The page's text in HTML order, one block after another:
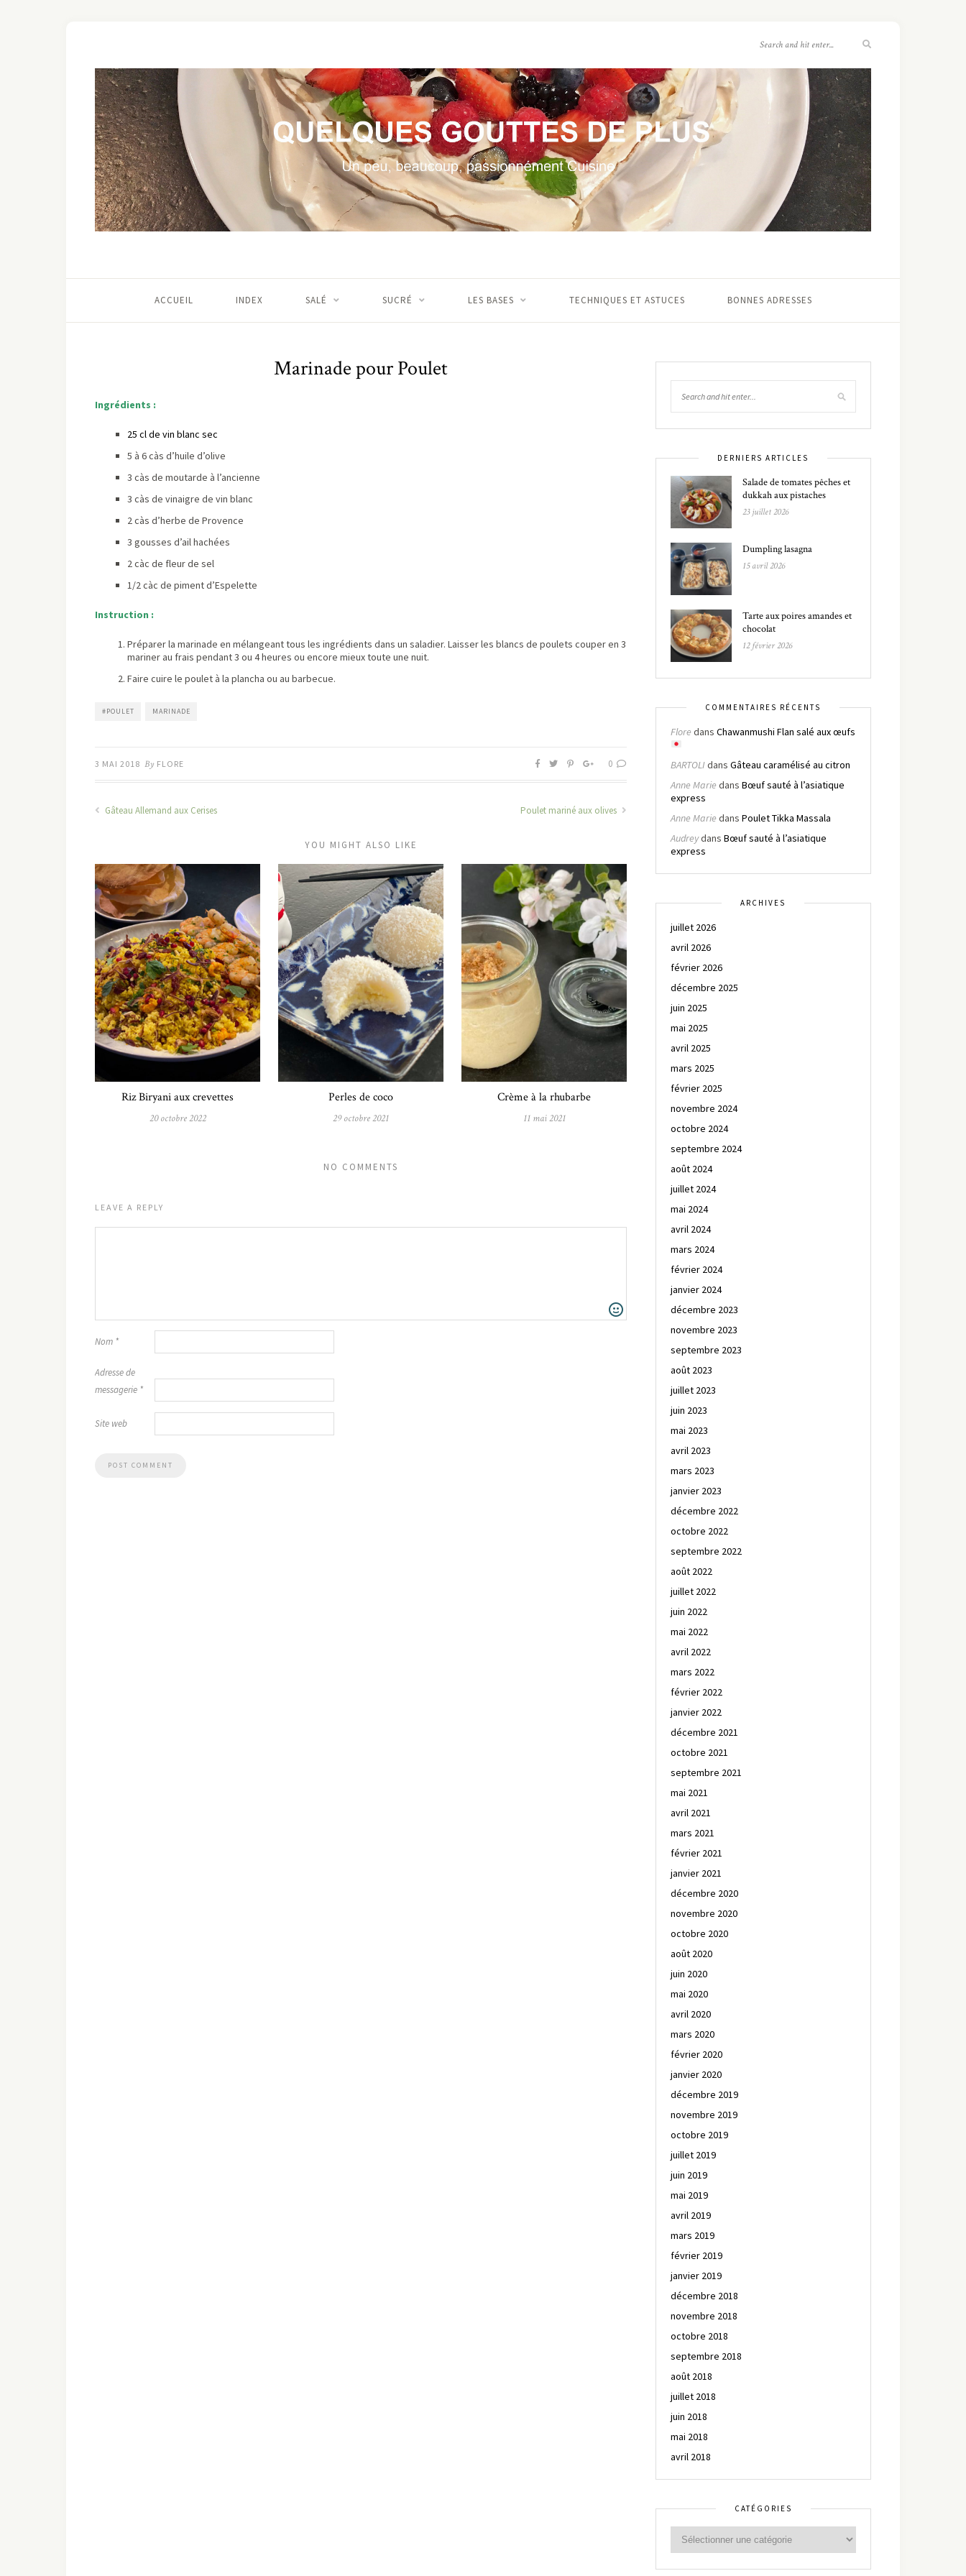
ACCUEIL INDEX SALÉ SUCRÉ LES BASES TECHNIQUES ET ASTUCES BONNES ADRESSES
Marinade pour Poulet
Ingrédients :
25 cl de vin blanc sec
5 à 6 càs d’huile d’olive
3 càs de moutarde à l’ancienne
3 càs de vinaigre de vin blanc
2 càs d’herbe de Provence
3 gousses d’ail hachées
2 càc de fleur de sel
1/2 càc de piment d’Espelette
Instruction :
Préparer la marinade en mélangeant tous les ingrédients dans un saladier. Laisser les blancs de poulets couper en 3
mariner au frais pendant 3 ou 4 heures ou encore mieux toute une nuit.
Faire cuire le poulet à la plancha ou au barbecue.
#POULET MARINADE
3 MAI 2018 By FLORE 0
Gâteau Allemand aux Cerises Poulet mariné aux olives
YOU MIGHT ALSO LIKE
Riz Biryani aux crevettes
20 octobre 2022
Perles de coco
29 octobre 2021
Crème à la rhubarbe
11 mai 2021
NO COMMENTS
LEAVE A REPLY
Nom *
Adresse de
messagerie *
Site web
DERNIERS ARTICLES
Salade de tomates pêches et
dukkah aux pistaches
23 juillet 2026
Dumpling lasagna
15 avril 2026
Tarte aux poires amandes et
chocolat
12 février 2026
COMMENTAIRES RÉCENTS
Flore dans Chawanmushi Flan salé aux œufs
BARTOLIdans Gâteau caramélisé au citron
Anne Marie dans Bœuf sauté à l’asiatique
express
Anne Marie dans Poulet Tikka Massala
Audreydans Bœuf sauté à l’asiatique
express
ARCHIVES
juillet 2026
avril 2026
février 2026
décembre 2025
juin 2025
mai 2025
avril 2025
mars 2025
février 2025
novembre 2024
octobre 2024
septembre 2024
août 2024
juillet 2024
mai 2024
avril 2024
mars 2024
février 2024
janvier 2024
décembre 2023
novembre 2023
septembre 2023
août 2023
juillet 2023
juin 2023
mai 2023
avril 2023
mars 2023
janvier 2023
décembre 2022
octobre 2022
septembre 2022
août 2022
juillet 2022
juin 2022
mai 2022
avril 2022
mars 2022
février 2022
janvier 2022
décembre 2021
octobre 2021
septembre 2021
mai 2021
avril 2021
mars 2021
février 2021
janvier 2021
décembre 2020
novembre 2020
octobre 2020
août 2020
juin 2020
mai 2020
avril 2020
mars 2020
février 2020
janvier 2020
décembre 2019
novembre 2019
octobre 2019
juillet 2019
juin 2019
mai 2019
avril 2019
mars 2019
février 2019
janvier 2019
décembre 2018
novembre 2018
octobre 2018
septembre 2018
août 2018
juillet 2018
juin 2018
mai 2018
avril 2018
CATÉGORIES